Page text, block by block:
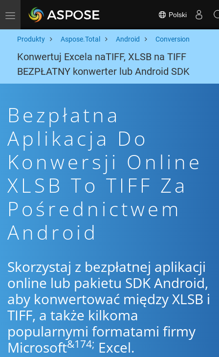
Toggle navigation Polski
Produkty Aspose.Total Android Conversion
Konwertuj Excela naTIFF, XLSB na TIFF
BEZPŁATNY konwerter lub Android SDK
Bezpłatna
Aplikacja Do
Konwersji Online
XLSB To TIFF Za
Pośrednictwem
Android
Skorzystaj z bezpłatnej aplikacji
online lub pakietu SDK Android,
aby konwertować między XLSB i
TIFF, a także kilkoma
popularnymi formatami firmy
Microsoft&174; Excel.